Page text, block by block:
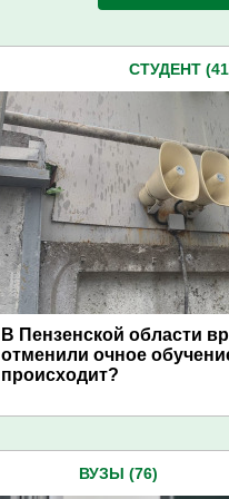
СТУДЕНТ
В Пензенской области
отменили очное
происходит?
ВУЗЫ (76)